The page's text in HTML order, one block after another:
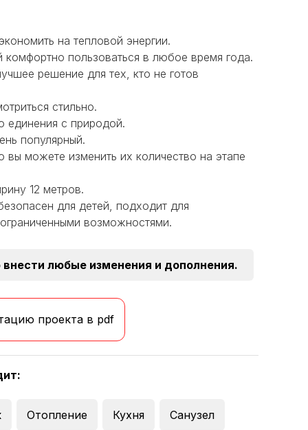
на тепловой энергии.
пользоваться в любое время года.
решение для тех, кто не готов
стильно.
единения с природой.
популярный.
вы можете изменить их количество на этапе
12 метров.
для детей, подходит для
возможностями.
любые изменения и дополнения.
проекта в pdf
Отопление Кухня Санузел